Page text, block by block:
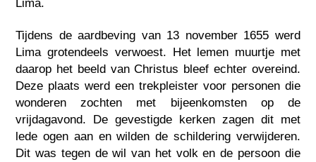
Lima.
Tijdens de aardbeving van 13 november 1655 werd
Lima grotendeels verwoest. Het lemen muurtje met
daarop het beeld van Christus bleef echter overeind.
Deze plaats werd een trekpleister voor personen die
wonderen zochten met bijeenkomsten op de
vrijdagavond. De gevestigde kerken zagen dit met
lede ogen aan en wilden de schildering verwijderen.
Dit was tegen de wil van het volk en de persoon die